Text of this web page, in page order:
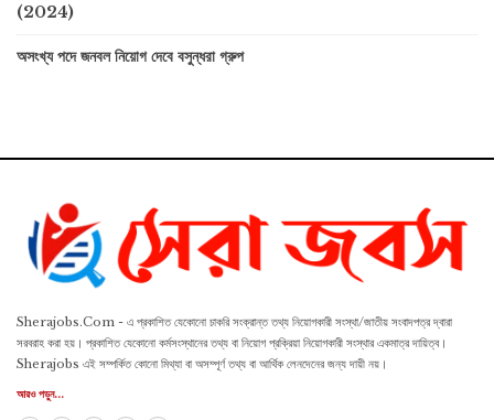
(2024)
অসংখ্য পদে জনবল নিয়োগ দেবে বসুন্ধরা গ্রুপ
Sherajobs.Com - এ প্রকাশিত যেকোনো চাকরি সংক্রান্ত তথ্য নিয়োগকারী সংস্থা/জাতীয় সংবাদপত্র দ্বারা
সরবরাহ করা হয়। প্রকাশিত যেকোনো কর্মসংস্থানের তথ্য বা নিয়োগ প্রক্রিয়া নিয়োগকারী সংস্থার একমাত্র দায়িত্ব।
Sherajobs এই সম্পর্কিত কোনো মিথ্যা বা অসম্পূর্ণ তথ্য বা আর্থিক লেনদেনের জন্য দায়ী নয়।
আরও পড়ুন...